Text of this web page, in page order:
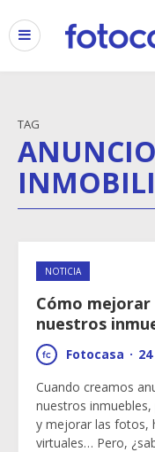
TAG
NOTICIA
Cómo mejorar
nuestros
Fotocasa ·
Cuando creamos
nuestros
y mejorar las fotos,
virtuales… Pero,